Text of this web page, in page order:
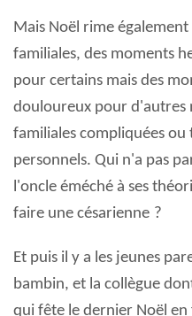
Mais Noël rime
familiales, des moments
pour certains mais des
douloureux pour d'autres
familiales compliquées ou
personnels. Qui n'a pas
l'oncle éméché à ses
faire une césarienne ?
Et puis il y a les jeunes
bambin, et la collègue
qui fête le dernier Noël